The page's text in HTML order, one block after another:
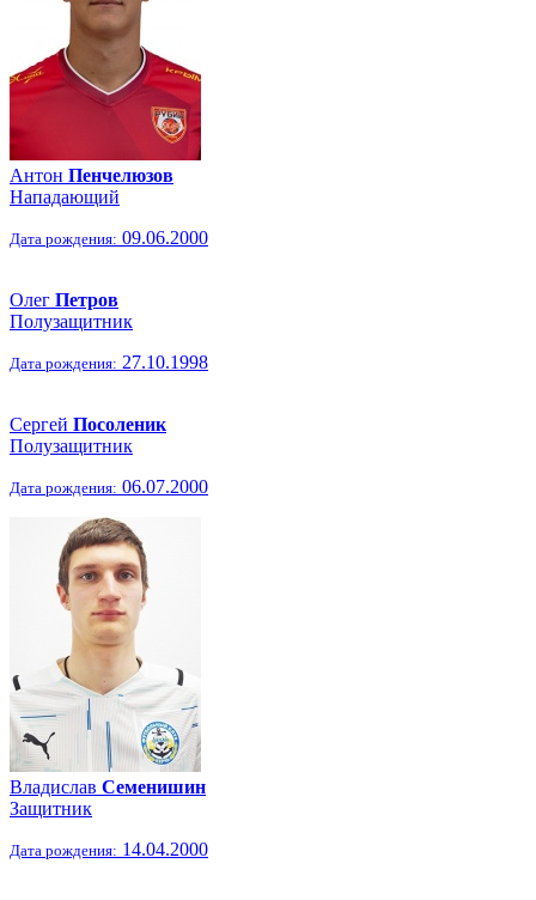
Антон Пенчелюзов
Нападающий
Дата рождения: 09.06.2000
Олег Петров
Полузащитник
Дата рождения: 27.10.1998
Сергей Посоленик
Полузащитник
Дата рождения: 06.07.2000
Владислав Семенишин
Защитник
Дата рождения: 14.04.2000